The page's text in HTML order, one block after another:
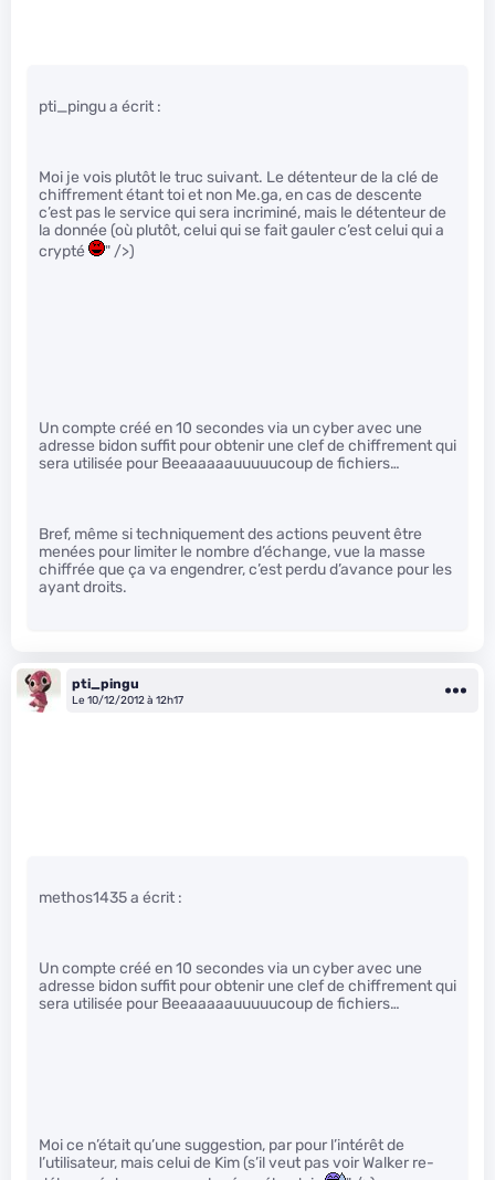
pti_pingu a écrit :
Moi je vois plutôt le truc suivant. Le détenteur de la clé de
chiffrement étant toi et non Me.ga, en cas de descente
c’est pas le service qui sera incriminé, mais le détenteur de
la donnée (où plutôt, celui qui se fait gauler c’est celui qui a
crypté
" />)
Un compte créé en 10 secondes via un cyber avec une
adresse bidon suffit pour obtenir une clef de chiffrement qui
sera utilisée pour Beeaaaaauuuuucoup de fichiers…
Bref, même si techniquement des actions peuvent être
menées pour limiter le nombre d’échange, vue la masse
chiffrée que ça va engendrer, c’est perdu d’avance pour les
ayant droits.
pti_pingu
Le 10/12/2012 à 12h17
methos1435 a écrit :
Un compte créé en 10 secondes via un cyber avec une
adresse bidon suffit pour obtenir une clef de chiffrement qui
sera utilisée pour Beeaaaaauuuuucoup de fichiers…
Moi ce n’était qu’une suggestion, par pour l’intérêt de
l’utilisateur, mais celui de Kim (s’il veut pas voir Walker re-